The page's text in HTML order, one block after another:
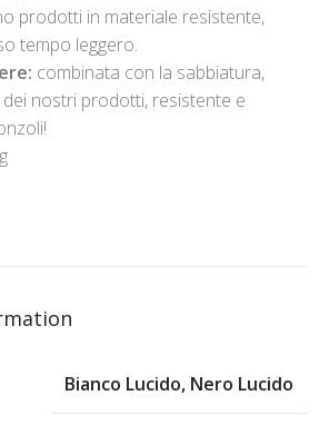
prodotti in materiale resistente,
tempo leggero.
combinata con la sabbiatura,
nostri prodotti, resistente e
Bianco Lucido, Nero Lucido